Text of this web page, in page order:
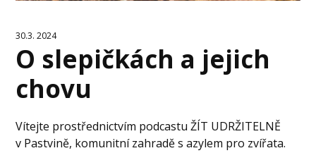
30.3. 2024
O slepičkách a jejich
chovu
Vítejte prostřednictvím podcastu ŽÍT UDRŽITELNĚ
v Pastvině, komunitní zahradě s azylem pro zvířata.